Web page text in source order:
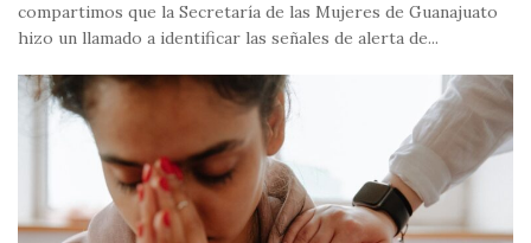
compartimos que la Secretaría de las Mujeres de Guanajuato
hizo un llamado a identificar las señales de alerta de...